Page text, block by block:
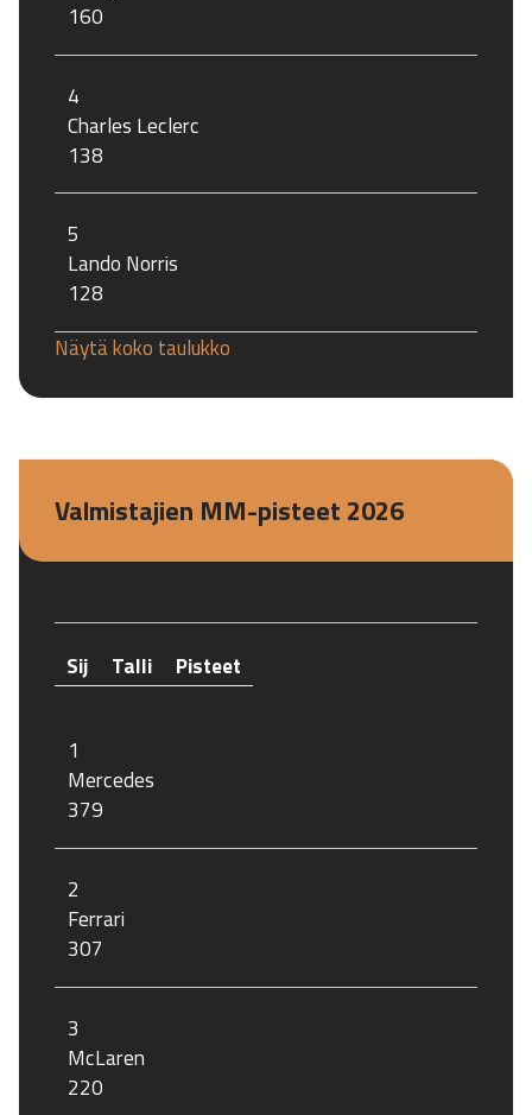
160
4
Charles Leclerc
138
5
Lando Norris
128
Näytä koko taulukko
Valmistajien MM-pisteet 2026
Sij Talli Pisteet
1
Mercedes
379
2
Ferrari
307
3
McLaren
220